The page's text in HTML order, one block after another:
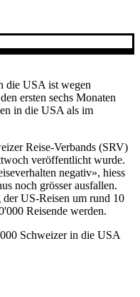
die USA ist wegen
ersten sechs Monaten
in die USA als im
Reise-Verbands (SRV)
veröffentlicht wurde.
negativ», hiess
noch grösser ausfallen.
US-Reisen um rund 10
Reisende werden.
Schweizer in die USA